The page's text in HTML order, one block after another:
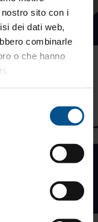
sito con i
dei dati web,
combinarle
o che hanno